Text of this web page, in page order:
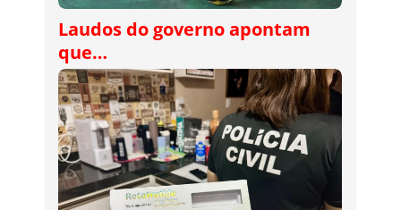
Laudos do governo apontam
que…